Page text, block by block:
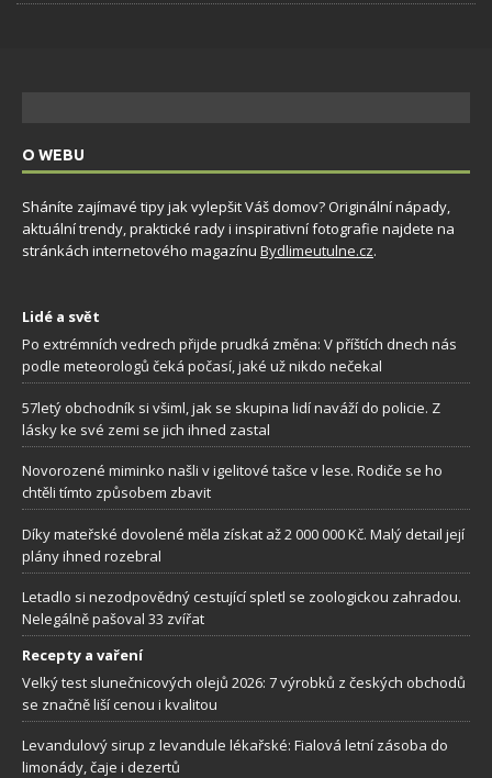
O WEBU
Sháníte zajímavé tipy jak vylepšit Váš domov? Originální nápady,
aktuální trendy, praktické rady i inspirativní fotografie najdete na
stránkách internetového magazínu Bydlimeutulne.cz.
Lidé a svět
Po extrémních vedrech přijde prudká změna: V příštích dnech nás
podle meteorologů čeká počasí, jaké už nikdo nečekal
57letý obchodník si všiml, jak se skupina lidí naváží do policie. Z
lásky ke své zemi se jich ihned zastal
Novorozené miminko našli v igelitové tašce v lese. Rodiče se ho
chtěli tímto způsobem zbavit
Díky mateřské dovolené měla získat až 2 000 000 Kč. Malý detail její
plány ihned rozebral
Letadlo si nezodpovědný cestující spletl se zoologickou zahradou.
Nelegálně pašoval 33 zvířat
Recepty a vaření
Velký test slunečnicových olejů 2026: 7 výrobků z českých obchodů
se značně liší cenou i kvalitou
Levandulový sirup z levandule lékařské: Fialová letní zásoba do
limonády, čaje i dezertů